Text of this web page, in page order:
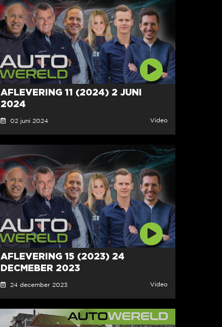
AFLEVERING 11 (2024) 2 JUNI
2024
02 juni 2024 Video
AFLEVERING 15 (2023) 24
DECMEBER 2023
24 december 2023 Video